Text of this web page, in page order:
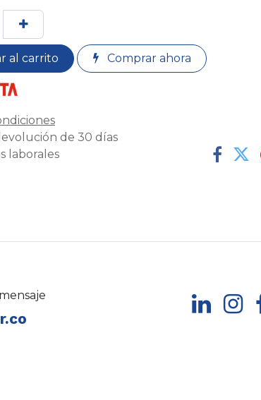
al carrito Comprar ahora
de 30 días
laborales